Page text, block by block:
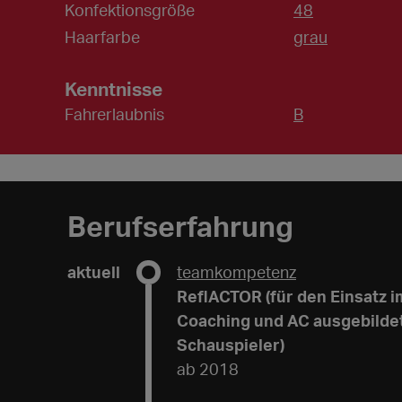
Konfektionsgröße
48
Haarfarbe
grau
Kenntnisse
Fahrerlaubnis B
Berufserfahrung
aktuell
teamkompetenz
ReflACTOR (für den Einsatz
Coaching und AC
Schauspieler)
ab 2018